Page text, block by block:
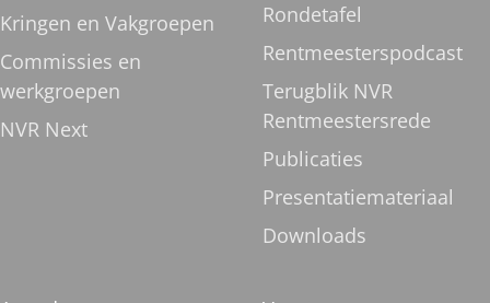
Kringen en Vakgroepen
Commissies en
werkgroepen
NVR Next
Rondetafel
Rentmeesterspodcast
Terugblik NVR
Rentmeestersrede
Publicaties
Presentatiemateriaal
Downloads